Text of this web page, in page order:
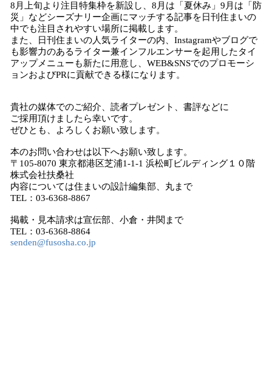
8月上旬より注目特集枠を新設し、8月は「夏休み」9月は「防
災」などシーズナリー企画にマッチする記事を日刊住まいの
中でも注目されやすい場所に掲載します。
また、日刊住まいの人気ライターの内、Instagramやブログで
も影響力のあるライター兼インフルエンサーを起用したタイ
アップメニューも新たに用意し、WEB&SNSでのプロモーシ
ョンおよびPRに貢献できる様になります。
貴社の媒体でのご紹介、読者プレゼント、書評などに
ご採用頂けましたら幸いです。
ぜひとも、よろしくお願い致します。
本のお問い合わせは以下へお願い致します。
〒105-8070 東京都港区芝浦1-1-1 浜松町ビルディング１０階
株式会社扶桑社
内容については住まいの設計編集部、丸まで
TEL：03-6368-8867
掲載・見本請求は宣伝部、小倉・井関まで
TEL：03-6368-8864
senden@fusosha.co.jp